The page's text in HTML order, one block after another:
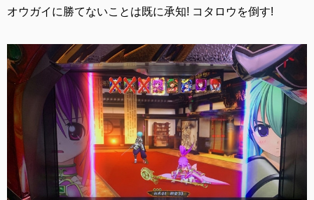
オウガイに勝てないことは既に承知! コタロウを倒す!